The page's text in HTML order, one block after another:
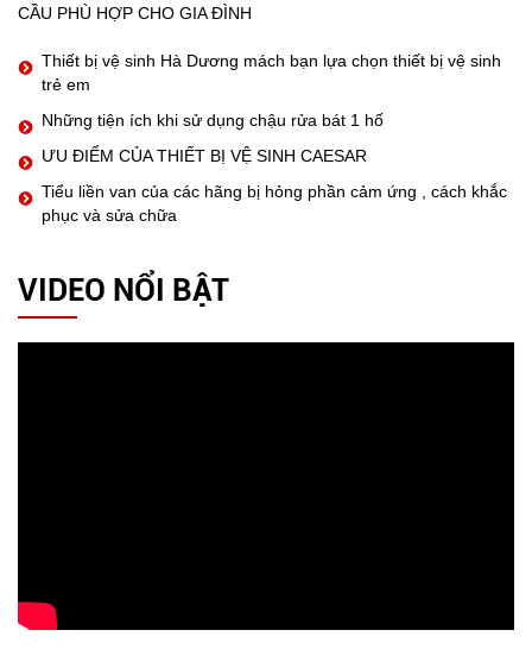
CẦU PHÙ HỢP CHO GIA ĐÌNH
Thiết bị vệ sinh Hà Dương mách bạn lựa chọn thiết bị vệ sinh
trẻ em
Những tiện ích khi sử dụng chậu rửa bát 1 hố
ƯU ĐIỂM CỦA THIẾT BỊ VỆ SINH CAESAR
Tiểu liền van của các hãng bị hỏng phần cảm ứng , cách khắc
phục và sửa chữa
VIDEO NỔI BẬT